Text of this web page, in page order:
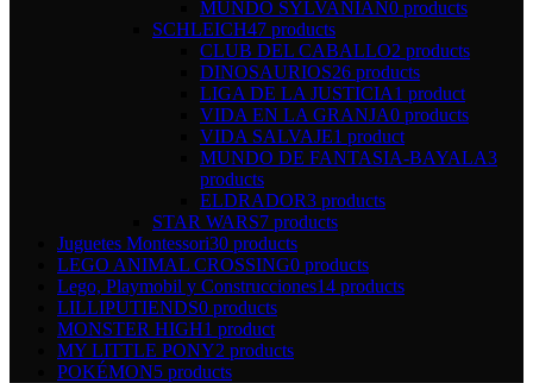
MUNDO SYLVANIAN0 products
SCHLEICH47 products
CLUB DEL CABALLO2 products
DINOSAURIOS26 products
LIGA DE LA JUSTICIA1 product
VIDA EN LA GRANJA0 products
VIDA SALVAJE1 product
MUNDO DE FANTASIA-BAYALA3
products
ELDRADOR3 products
STAR WARS7 products
Juguetes Montessori30 products
LEGO ANIMAL CROSSING0 products
Lego, Playmobil y Construcciones14 products
LILLIPUTIENDS0 products
MONSTER HIGH1 product
MY LITTLE PONY2 products
POKÉMON5 products